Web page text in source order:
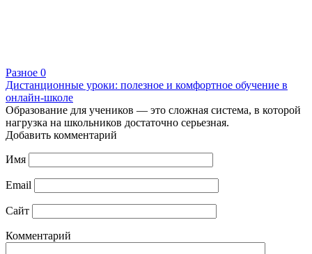
Разное 0
Дистанционные уроки: полезное и комфортное обучение в
онлайн-школе
Образование для учеников — это сложная система, в которой
нагрузка на школьников достаточно серьезная.
Добавить комментарий
Имя
Email
Сайт
Комментарий